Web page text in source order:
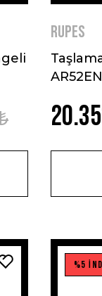
RUPES
AR52EN
%5